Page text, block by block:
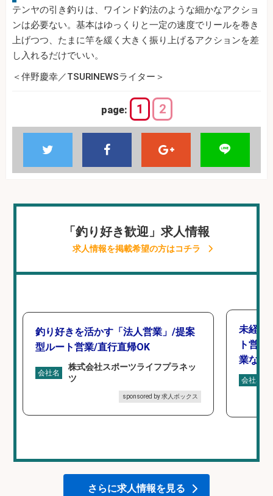
テンヤの引き釣りは、ワインド釣法のような細かなアクショ
ンは必要ない。基本はゆっくりと一定の速度でリールを巻き
上げつつ、たまに竿を緩く大きく振り上げるアクションを差
し入れるだけでいい。
＜伴野慶幸／TSURINEWSライター＞
page: 1 2
「釣り好き歓迎」求人情報
求人情報を掲載希望の方はコチラ
釣り好きを活かす「法人営業」/提案
型ルート営業/直行直帰OK
会社名
株式会社スポーツライフプラネッ
ツ
sponsored by 求人ボックス
未経験
ト営
業なし
会社名
さらに求人情報を見る